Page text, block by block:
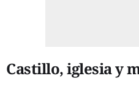
Castillo, iglesia y